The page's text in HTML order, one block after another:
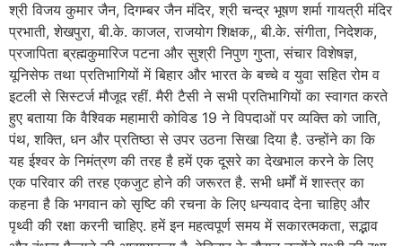
श्री विजय कुमार जैन, दिगम्बर जैन मंदिर, श्री चन्द्र भूषण शर्मा गायत्री मंदिर
प्रभाती, शेखपुरा, बी.के. काजल, राजयोग शिक्षक,, बी.के. संगीता, निदेशक,
प्रजापिता ब्रह्मकुमारिज पटना और सुश्री निपुण गुप्ता, संचार विशेषज्ञ,
यूनिसेफ तथा प्रतिभागियों में बिहार और भारत के बच्चे व युवा सहित रोम व
इटली से सिस्टर्ज मौजूद रहीं. मैरी टैसी ने सभी प्रतिभागियों का स्वागत करते
हुए बताया कि वैश्विक महामारी कोविड 19 ने विपदाओं पर व्यक्ति को जाति,
पंथ, शक्ति, धन और प्रतिष्ठा से उपर उठना सिखा दिया है. उन्होंने का कि
यह ईश्वर के निमंत्रण की तरह है हमें एक दूसरे का देखभाल करने के लिए
एक परिवार की तरह एकजुट होने की जरूरत है. सभी धर्मों में शास्त्र का
कहना है कि भगवान को सृष्टि की रचना के लिए धन्यवाद देना चाहिए और
पृथ्वी की रक्षा करनी चाहिए. हमें इन महत्वपूर्ण समय में सकारत्मकता, सद्भाव